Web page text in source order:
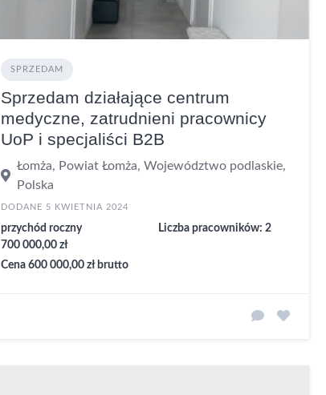
SPRZEDAM
Sprzedam działające centrum
medyczne, zatrudnieni pracownicy
UoP i specjaliści B2B
Łomża, Powiat Łomża, Województwo podlaskie,
Polska
DODANE 5 KWIETNIA 2024
przychód roczny
700 000,00 zł
Liczba pracowników: 2
Cena 600 000,00 zł brutto